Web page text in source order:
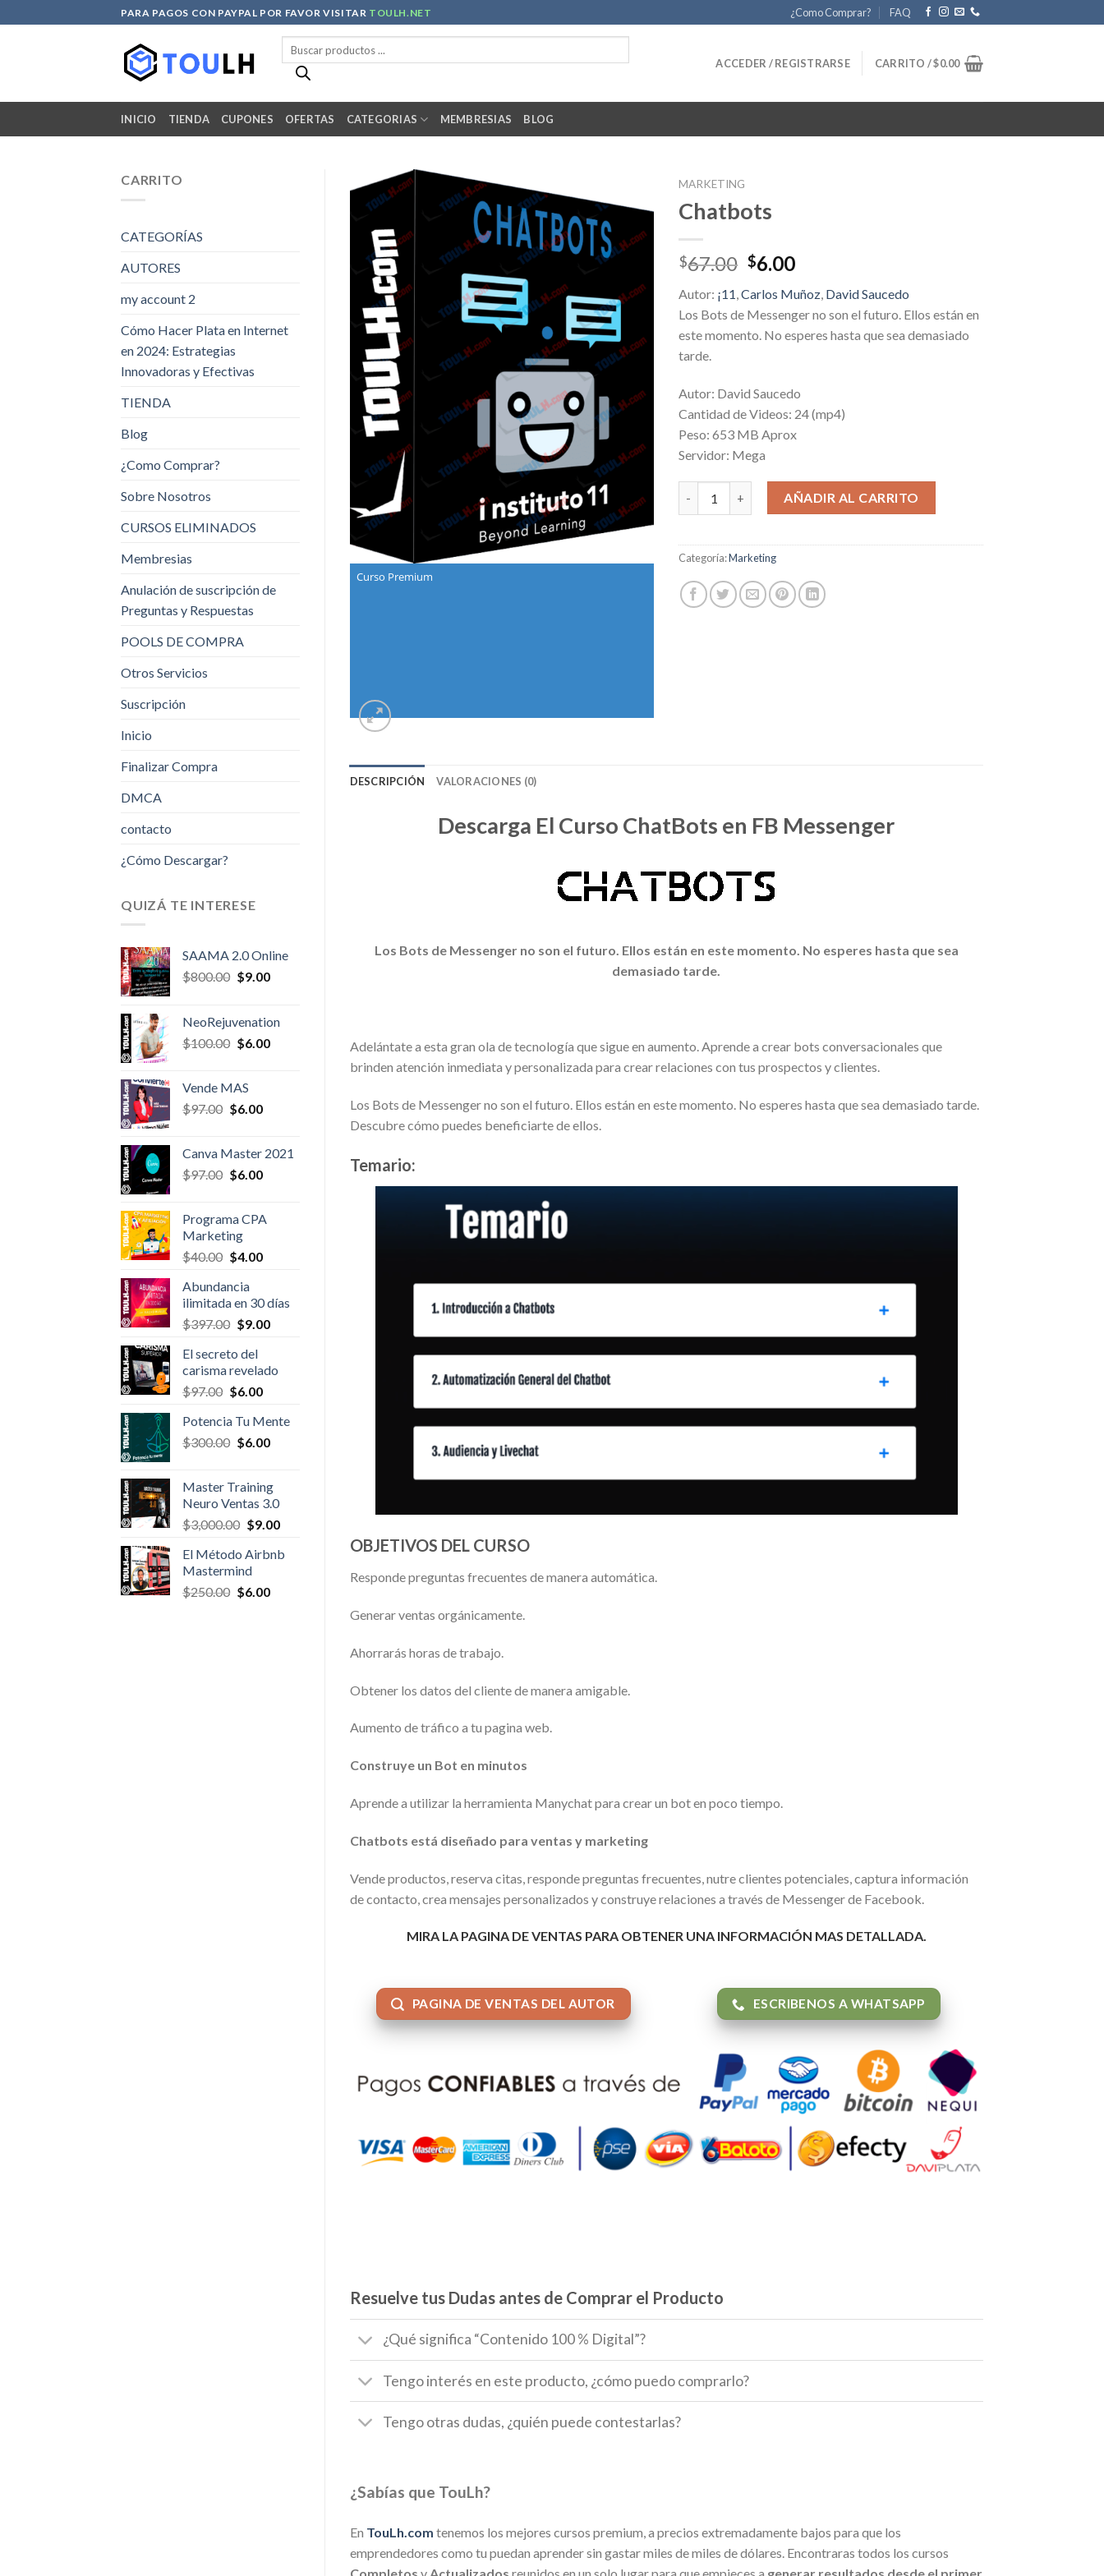
to
PARA PAGOS CON PAYPAL POR FAVOR VISITAR TOULH.NET ¿Como Comprar? FAQ
productos
ACCEDER / REGISTRARSE CARRITO /$0.00
INICIO TIENDA CUPONES OFERTAS CATEGORIAS MEMBRESIAS BLOG
CARRITO
CATEGORÍAS
AUTORES
my account 2
Cómo Hacer Plata en Internet
en 2024: Estrategias
Innovadoras y Efectivas
TIENDA
Blog
¿Como Comprar?
Sobre Nosotros
CURSOS ELIMINADOS
Membresias
Anulación de suscripción de
Preguntas y Respuestas
POOLS DE COMPRA
Otros Servicios
Suscripción
Inicio
Finalizar Compra
DMCA
contacto
¿Cómo Descargar?
QUIZÁ TE INTERESE
SAAMA 2.0 Online
$800.00 Original
$800.00.
$9.00Current
$9.00.
NeoRejuvenation
$100.00 Original
$100.00.
$6.00Current
Vende MAS
$97.00 Original
$97.00.
$6.00Current
$6.00.
Canva Master 2021
$97.00 Original
$97.00.
$6.00Current
$6.00.
Programa CPA
Marketing
$40.00 Original
was:
$40.00.
$4.00Current
$4.00.
Abundancia
ilimitada en 30 días
$397.00 Original
was:
$397.00.
$9.00Current
$9.00.
El secreto del
carisma revelado
$97.00 Original
was:
$97.00.
$6.00Current
is:
$6.00.
Potencia Tu Mente
$300.00 Original
$300.00.
$6.00Current
$6.00.
Master Training
Neuro Ventas 3.0
$3,000.00 Original
was:
$3,000.00.
$9.00Current
is:
El Método Airbnb
Mastermind
$250.00 Original
$6.00Current
Curso Premium
MARKETING
Chatbots
$67.00 Original
was:
$67.00.
$6.00Current
is:
$6.00.
Autor: ¡11 ,Carlos Muñoz David Saucedo
Los Bots de Messenger no son el futuro. Ellos están en
este momento. No esperes hasta que sea demasiado
tarde.
Autor: David Saucedo
Cantidad de Videos: 24 (mp4)
Peso: 653 MB Aprox
Servidor: Mega
AÑADIR AL CARRITO
Categoría:Marketing
DESCRIPCIÓN VALORACIONES (0)
Descarga El Curso ChatBots en FB Messenger
Los Bots de Messenger no son el futuro. Ellos están en este momento. No esperes hasta que sea
demasiado tarde.
Adelántate a esta gran ola de tecnología que sigue en aumento. Aprende a crear bots conversacionales que
brinden atención inmediata y personalizada para crear relaciones con tus prospectos y clientes.
Los Bots de Messenger no son el futuro. Ellos están en este momento. No esperes hasta que sea demasiado tarde.
Descubre cómo puedes beneficiarte de ellos.
Temario:
OBJETIVOS DEL CURSO
Responde preguntas frecuentes de manera automática.
Generar ventas orgánicamente.
Ahorrarás horas de trabajo.
Obtener los datos del cliente de manera amigable.
Aumento de tráfico a tu pagina web.
Construye un Bot en minutos
Aprende a utilizar la herramienta Manychat para crear un bot en poco tiempo.
Chatbots está diseñado para ventas y marketing
Vende productos, reserva citas, responde preguntas frecuentes, nutre clientes potenciales, captura información
de contacto, crea mensajes personalizados y construye relaciones a través de Messenger de Facebook.
MIRA LA PAGINA DE VENTAS PARA OBTENER UNA INFORMACIÓN MAS DETALLADA.
PAGINA DE VENTAS DEL AUTOR ESCRIBENOS A WHATSAPP
Resuelve tus Dudas antes de Comprar el Producto
¿Qué significa “Contenido 100 % Digital”?
Tengo interés en este producto, ¿cómo puedo comprarlo?
Tengo otras dudas, ¿quién puede contestarlas?
¿Sabías que TouLh?
En TouLh.com tenemos los mejores cursos premium, a precios extremadamente bajos para que los
emprendedores como tu puedan aprender sin gastar miles de miles de dólares. Encontraras todos los cursos